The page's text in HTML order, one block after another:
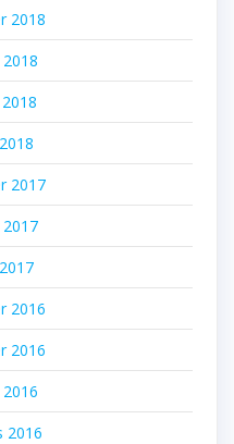
2018
2017
2016
2016
2016